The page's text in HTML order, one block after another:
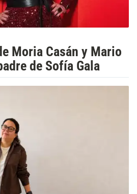
Moria Casán y Mario
de Sofía Gala